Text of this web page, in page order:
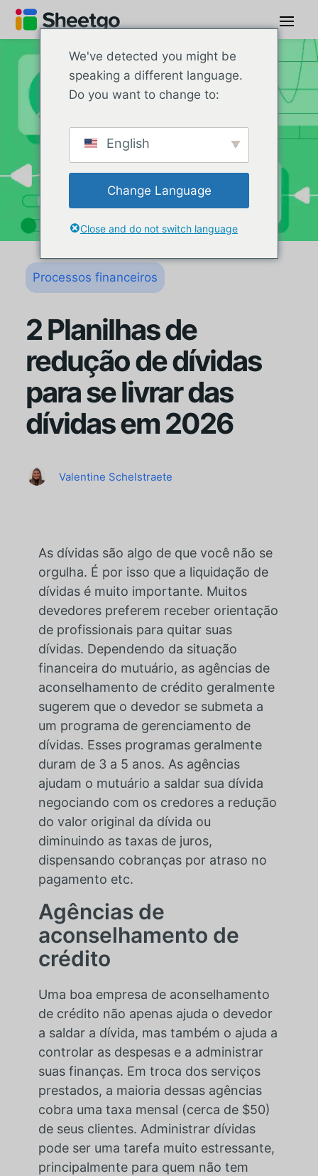
Processos financeiros
2 Planilhas de
redução de dívidas
para se livrar das
dívidas em 2026
Valentine Schelstraete
As dívidas são algo de que você não se
orgulha. É por isso que a liquidação de
dívidas é muito importante. Muitos
devedores preferem receber orientação
de profissionais para quitar suas
dívidas. Dependendo da situação
financeira do mutuário, as agências de
aconselhamento de crédito geralmente
sugerem que o devedor se submeta a
um programa de gerenciamento de
dívidas. Esses programas geralmente
duram de 3 a 5 anos. As agências
ajudam o mutuário a saldar sua dívida
negociando com os credores a redução
do valor original da dívida ou
diminuindo as taxas de juros,
dispensando cobranças por atraso no
pagamento etc.
Agências de
aconselhamento de
crédito
Uma boa empresa de aconselhamento
de crédito não apenas ajuda o devedor
a saldar a dívida, mas também o ajuda a
controlar as despesas e a administrar
suas finanças. Em troca dos serviços
prestados, a maioria dessas agências
cobra uma taxa mensal (cerca de $50)
de seus clientes. Administrar dívidas
pode ser uma tarefa muito estressante,
principalmente para quem não tem
We've detected you might be
speaking a different language.
Do you want to change to:
English
Change Language
Close and do not switch language